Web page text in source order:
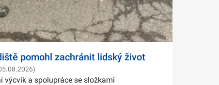
pomohl zachránit lidský život
výcvik a spolupráce se složkami